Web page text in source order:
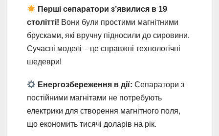
Перші сепаратори з’явилися в 19
столітті! Вони були простими магнітними
брусками, які вручну підносили до сировини.
Сучасні моделі – це справжні технологічні
шедеври!
Енергозбереження в дії: Сепаратори з
постійними магнітами не потребують
електрики для створення магнітного поля,
що економить тисячі доларів на рік.